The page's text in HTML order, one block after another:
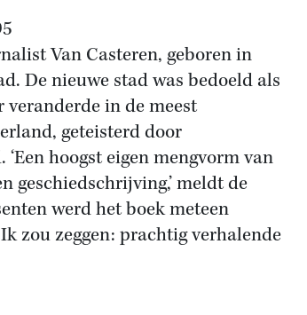
Van Casteren, geboren in
De nieuwe stad was bedoeld als
veranderde in de meest
geteisterd door
hoogst eigen mengvorm van
geschiedschrijving,’ meldt de
werd het boek meteen
zou zeggen: prachtig verhalende